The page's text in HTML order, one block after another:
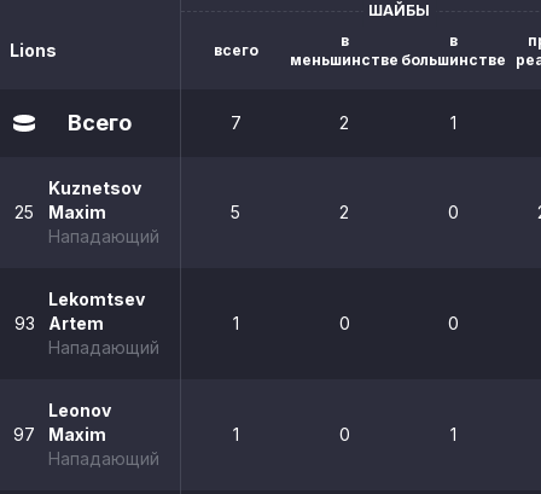
Lions
ШАЙБЫ
всего
в
меньшинстве
в
большинстве
Всего 7 2 1
25
Kuznetsov
Maxim
Нападающий
5 2 0
93
Lekomtsev
Artem
Нападающий
1 0 0
97
Leonov
Maxim
Нападающий
1 0 1